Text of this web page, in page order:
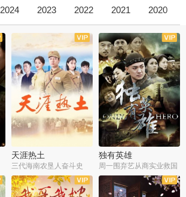
2024 2023 2022 2021 2020
全36集
天涯热土
三代海南农垦人奋斗史
全34集
独有英雄
周一围弃艺从商实业救国
全50集 全51集